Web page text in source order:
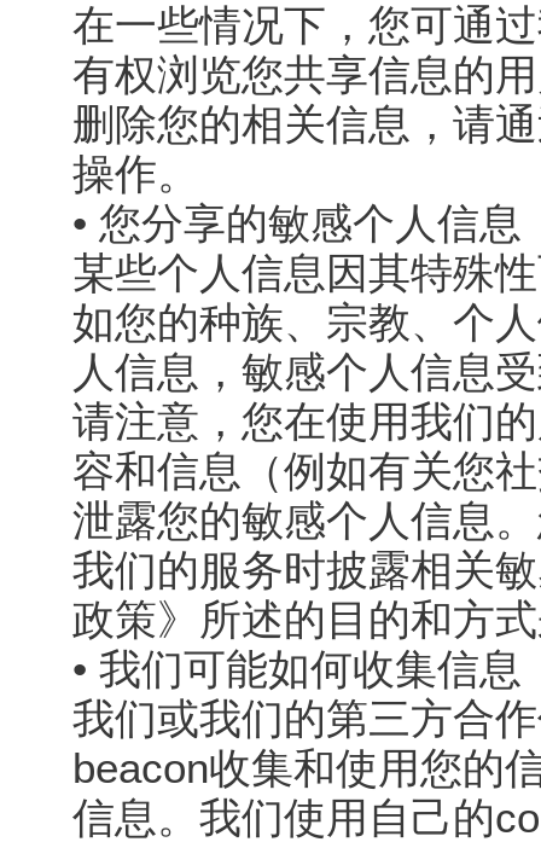
在一些情况下，您可通
有权浏览您共享信息的
删除您的相关信息，请
操作。
• 您分享的敏感个人信息
某些个人信息因其特殊
如您的种族、宗教、个
人信息，敏感个人信息
请注意，您在使用我们
容和信息（例如有关您
泄露您的敏感个人信息
我们的服务时披露相关
政策》所述的目的和方
• 我们可能如何收集信息
我们或我们的第三方合
beacon收集和使用您的
信息。我们使用自己的